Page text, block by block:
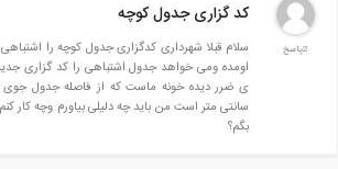
کد گزاری جدول کوچه
اومده ومی خواهد جدول اشتباهی را کد گزاری جدید
سانتی متر است من باید چه دلیلی بیاورم وچه کار
بگم؟